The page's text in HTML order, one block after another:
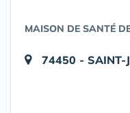
MAISON DE SANTÉ
74450 - SAINT-